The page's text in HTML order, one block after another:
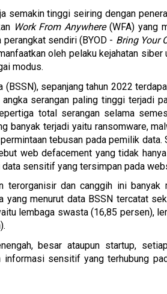
semakin tinggi seiring dengan
Work From Anywhere (WFA) yang
sendiri (BYOD - Bring Your
oleh pelaku kejahatan siber
modus.
(BSSN), sepanjang tahun 2022
serangan paling tinggi terjadi
total serangan selama
banyak terjadi yaitu ransomware,
tebusan pada pemilik data.
web defacement yang tidak
sensitif yang tersimpan pada
terorganisir dan canggih ini banyak
yang menurut data BSSN tercatat
lembaga swasta (16,85 persen),
besar ataupun startup,
sensitif yang terhubung